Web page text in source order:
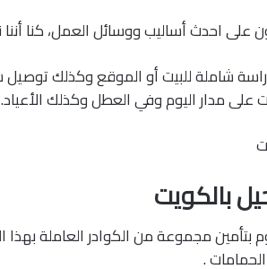
على احدث أساليب ووسائل العمل، كنا
شاملة للبيت أو الموقع وكذلك توصيل
على مدار اليوم وفي العطل وكذلك الأعياد.
بالكويت
بتأمين مجموعة من الكوادر العاملة
.